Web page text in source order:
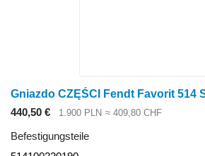
440,50 € 1.900 PLN ≈ 409,80 CHF
Befestigungsteile